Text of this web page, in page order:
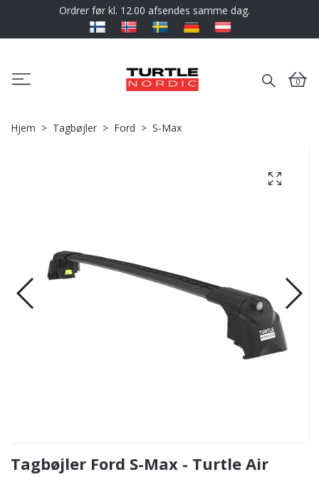
Ordrer før kl. 12.00 afsendes samme dag.
0
Hjem Tagbøjler Ford S-Max
Tagbøjler Ford S-Max - Turtle Air